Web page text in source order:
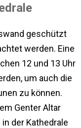
geschützt
werden. Eine
12 und 13 Uhr
um auch die
zu können.
Genter Altar
der Kathedrale